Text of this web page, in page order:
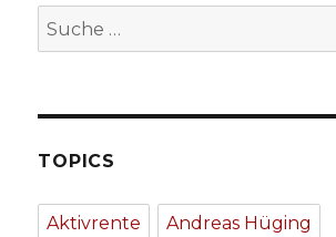
Suche
nach:
TOPICS
Aktivrente Andreas Hüging